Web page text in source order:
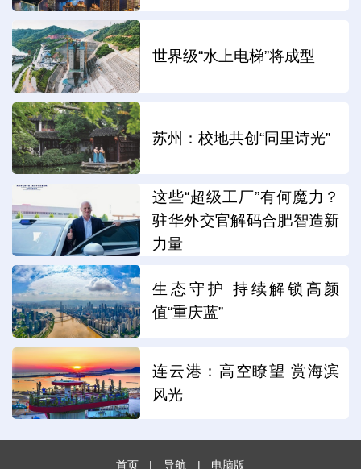
世界级“水上电梯”将成型
苏州：校地共创“同里诗光”
这些“超级工厂”有何魔力？
驻华外交官解码合肥智造新
力量
生态守护 持续解锁高颜
值“重庆蓝”
连云港：高空瞭望 赏海滨
风光
首页 | 导航 | 电脑版